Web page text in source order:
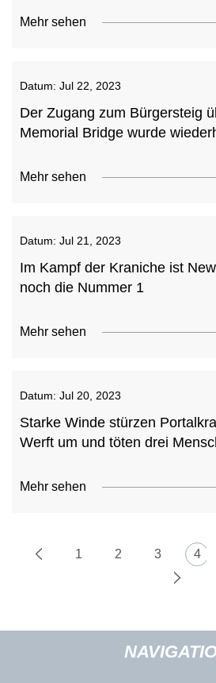
Mehr sehen
Datum: Jul 22, 2023
Der Zugang zum Bürgersteig
Memorial Bridge wurde
Mehr sehen
Datum: Jul 21, 2023
Im Kampf der Kraniche ist
noch die Nummer 1
Mehr sehen
Datum: Jul 20, 2023
Starke Winde stürzen
Werft um und töten drei
Mehr sehen
1 2 3 4